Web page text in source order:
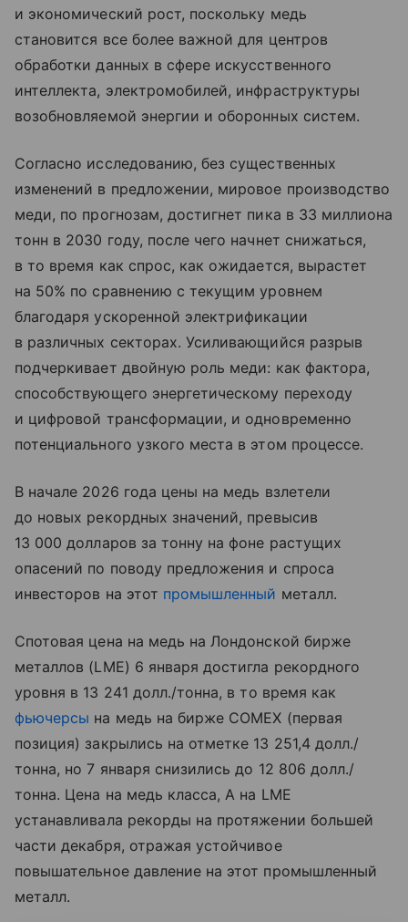
и экономический рост, поскольку медь
становится все более важной для центров
обработки данных в сфере искусственного
интеллекта, электромобилей, инфраструктуры
возобновляемой энергии и оборонных систем.
Согласно исследованию, без существенных
изменений в предложении, мировое производство
меди, по прогнозам, достигнет пика в 33 миллиона
тонн в 2030 году, после чего начнет снижаться,
в то время как спрос, как ожидается, вырастет
на 50% по сравнению с текущим уровнем
благодаря ускоренной электрификации
в различных секторах. Усиливающийся разрыв
подчеркивает двойную роль меди: как фактора,
способствующего энергетическому переходу
и цифровой трансформации, и одновременно
потенциального узкого места в этом процессе.
В начале 2026 года цены на медь взлетели
до новых рекордных значений, превысив
13 000 долларов за тонну на фоне растущих
опасений по поводу предложения и спроса
инвесторов на этот промышленный металл.
Спотовая цена на медь на Лондонской бирже
металлов (LME) 6 января достигла рекордного
уровня в 13 241 долл./тонна, в то время как
фьючерсы на медь на бирже COMEX (первая
позиция) закрылись на отметке 13 251,4 долл./
тонна, но 7 января снизились до 12 806 долл./
тонна. Цена на медь класса, А на LME
устанавливала рекорды на протяжении большей
части декабря, отражая устойчивое
повышательное давление на этот промышленный
металл.